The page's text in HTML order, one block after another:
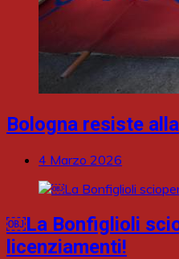
Bologna resiste
4 Marzo 2026
￼La Bonfiglioli
licenziamenti!